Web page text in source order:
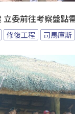
立委前往考察盤點
修復工程 司馬庫斯